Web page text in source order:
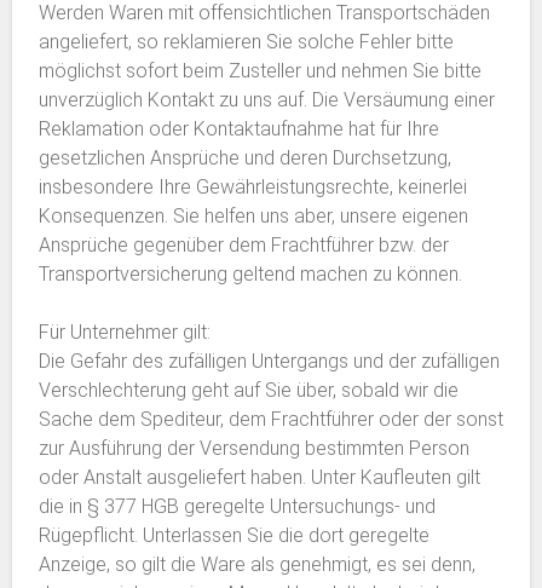
Werden Waren mit offensichtlichen Transportschäden
angeliefert, so reklamieren Sie solche Fehler bitte
möglichst sofort beim Zusteller und nehmen Sie bitte
unverzüglich Kontakt zu uns auf. Die Versäumung einer
Reklamation oder Kontaktaufnahme hat für Ihre
gesetzlichen Ansprüche und deren Durchsetzung,
insbesondere Ihre Gewährleistungsrechte, keinerlei
Konsequenzen. Sie helfen uns aber, unsere eigenen
Ansprüche gegenüber dem Frachtführer bzw. der
Transportversicherung geltend machen zu können.
Für Unternehmer gilt:
Die Gefahr des zufälligen Untergangs und der zufälligen
Verschlechterung geht auf Sie über, sobald wir die
Sache dem Spediteur, dem Frachtführer oder der sonst
zur Ausführung der Versendung bestimmten Person
oder Anstalt ausgeliefert haben. Unter Kaufleuten gilt
die in § 377 HGB geregelte Untersuchungs- und
Rügepflicht. Unterlassen Sie die dort geregelte
Anzeige, so gilt die Ware als genehmigt, es sei denn,